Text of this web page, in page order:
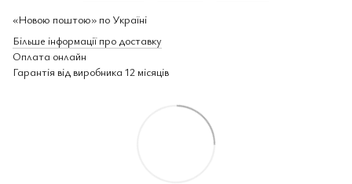
«Новою поштою» по Україні
Більше інформації про доставку
Оплата онлайн
Гарантія від виробника 12 місяців